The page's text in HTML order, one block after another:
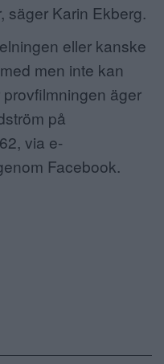
säger Karin Ekberg.
eller kanske
men inte kan
äger
på
via e-
Facebook.